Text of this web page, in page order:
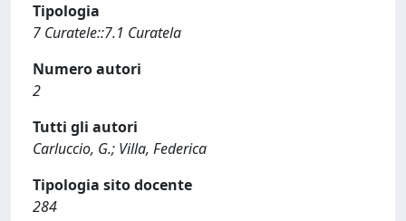
Tipologia
7 Curatele::7.1 Curatela
Numero autori
2
Tutti gli autori
Carluccio, G.; Villa, Federica
Tipologia sito docente
284